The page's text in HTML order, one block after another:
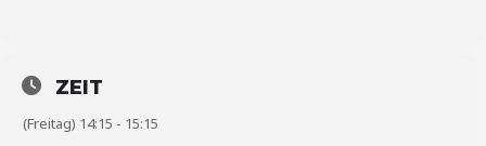
ZEIT
(Freitag) 14:15 - 15:15